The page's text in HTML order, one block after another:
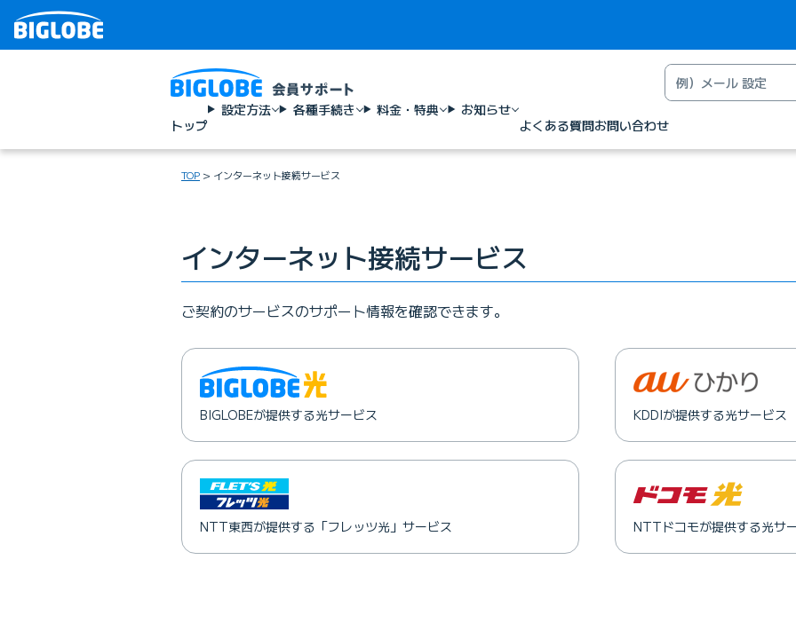
トップ
設定方法 各種手続き 料金・特典
お知らせ
よくある質問お問い合わせ
TOP インターネット接続サービス
インターネット接続サービス
ご契約のサービスのサポート情報を確認できます。
BIGLOBEが提供する光サービス KDDIが提供する光サービス
NTT東西が提供する「フレッツ光」サービス NTTドコモが提供する光サ